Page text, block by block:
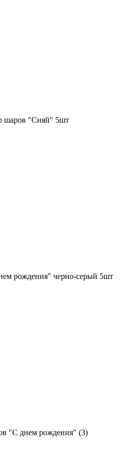
шаров "Сияй" 5шт
рождения" черно-серый 5шт
"С днем рождения" (3)